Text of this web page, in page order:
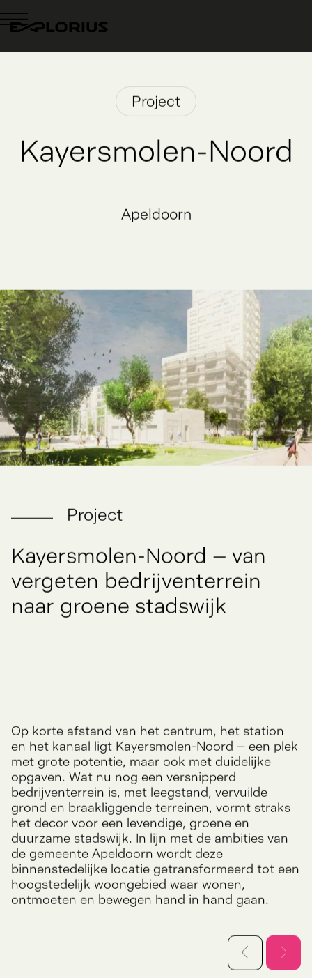
Project
Kayersmolen-Noord
Apeldoorn
Project
Kayersmolen-Noord – van
vergeten bedrijventerrein
naar groene stadswijk
Op korte afstand van het centrum, het station
en het kanaal ligt Kayersmolen-Noord – een plek
met grote potentie, maar ook met duidelijke
opgaven. Wat nu nog een versnipperd
bedrijventerrein is, met leegstand, vervuilde
grond en braakliggende terreinen, vormt straks
het decor voor een levendige, groene en
duurzame stadswijk. In lijn met de ambities van
de gemeente Apeldoorn wordt deze
binnenstedelijke locatie getransformeerd tot een
hoogstedelijk woongebied waar wonen,
ontmoeten en bewegen hand in hand gaan.